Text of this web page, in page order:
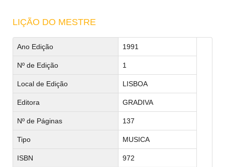
LIÇÃO DO MESTRE
Ano Edição 1991
Nº de Edição 1
Local de Edição LISBOA
Editora GRADIVA
Nº de Páginas 137
Tipo MUSICA
ISBN 972